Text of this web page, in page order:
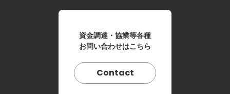
資金調達・協業等各種
お問い合わせはこちら
Contact